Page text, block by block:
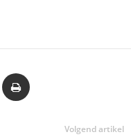
Volgend artikel